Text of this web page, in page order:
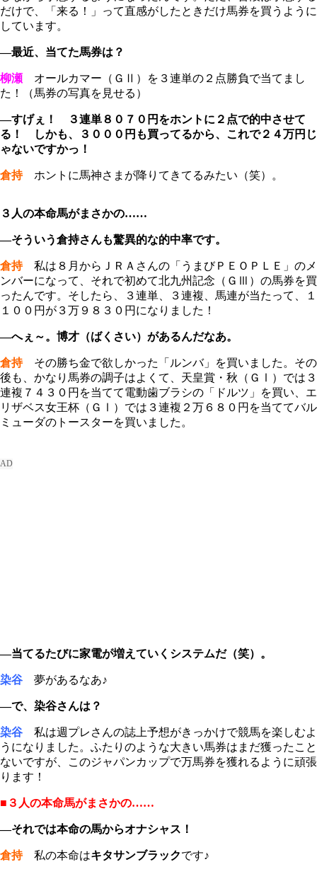
だけで、「来る！」って直感がしたときだけ馬券を買うように
しています。
―最近、当てた馬券は？
柳瀬 オールカマー（ＧⅡ）を３連単の２点勝負で当てまし
た！（馬券の写真を見せる）
―すげぇ！ ３連単８０７０円をホントに２点で的中させて
る！ しかも、３０００円も買ってるから、これで２４万円じ
ゃないですかっ！
倉持ホントに馬神さまが降りてきてるみたい（笑）。
３人の本命馬がまさかの……
―そういう倉持さんも驚異的な的中率です。
倉持私は８月からＪＲＡさんの「うまびＰＥＯＰＬＥ」のメ
ンバーになって、それで初めて北九州記念（ＧⅢ）の馬券を買
ったんです。そしたら、３連単、３連複、馬連が当たって、１
１００円が３万９８３０円になりました！
―へぇ～。博才（ばくさい）があるんだなあ。
倉持その勝ち金で欲しかった「ルンバ」を買いました。その
後も、かなり馬券の調子はよくて、天皇賞・秋（ＧⅠ）では３
連複７４３０円を当てて電動歯ブラシの「ドルツ」を買い、エ
リザベス女王杯（ＧⅠ）では３連複２万６８０円を当ててバル
ミューダのトースターを買いました。
―当てるたびに家電が増えていくシステムだ（笑）。
染谷 夢があるなあ♪
―で、染谷さんは？
染谷 私は週プレさんの誌上予想がきっかけで競馬を楽しむよ
うになりました。ふたりのような大きい馬券はまだ獲ったこと
ないですが、このジャパンカップで万馬券を獲れるように頑張
ります！
■３人の本命馬がまさかの……
―それでは本命の馬からオナシャス！
倉持私の本命はキタサンブラックです♪